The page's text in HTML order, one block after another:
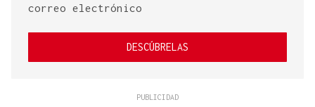
correo electrónico
DESCÚBRELAS